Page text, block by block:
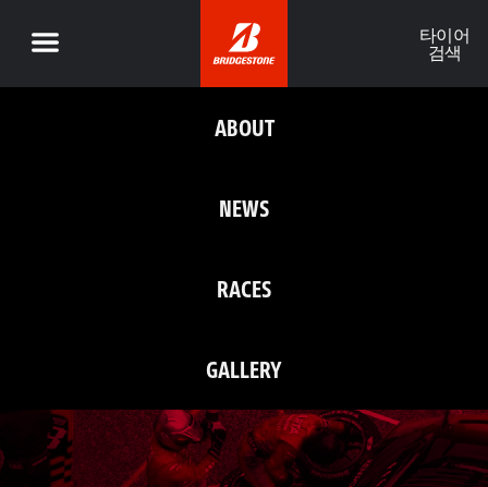
타이어
검색
ABOUT
NEWS
RACES
GALLERY